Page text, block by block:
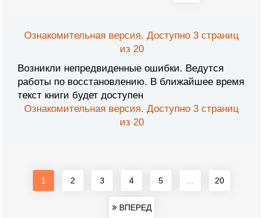
Ознакомительная версия. Доступно 3 страниц
из 20
Возникли непредвиденные ошибки. Ведутся
работы по восстановлению. В ближайшее время
текст книги будет доступен
Ознакомительная версия. Доступно 3 страниц
из 20
1 2 3 4 5 ... 20
ВПЕРЕД